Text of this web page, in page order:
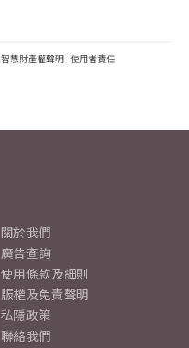
智慧財產權聲明 | 使用者責任
關於我們
廣告查詢
使用條款及細則
版權及免責聲明
私隱政策
聯絡我們